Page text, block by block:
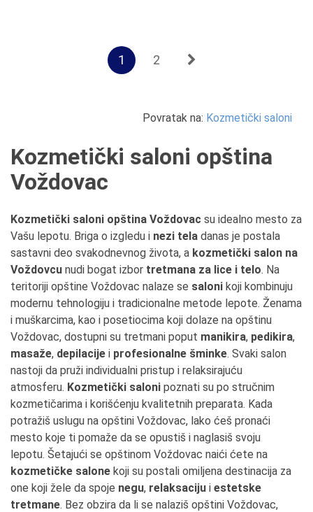
1 2
Povratak na: Kozmetički saloni
Kozmetički saloni opština
Voždovac
Kozmetički saloni opština Voždovac su idealno mesto za
Vašu lepotu. Briga o izgledu i nezi tela danas je postala
sastavni deo svakodnevnog života, a kozmetički salon na
Voždovcu nudi bogat izbor tretmana za lice i telo. Na
teritoriji opštine Voždovac nalaze se saloni koji kombinuju
modernu tehnologiju i tradicionalne metode lepote. Ženama
i muškarcima, kao i posetiocima koji dolaze na opštinu
Voždovac, dostupni su tretmani poput manikira, pedikira,
masaže, depilacije i profesionalne šminke. Svaki salon
nastoji da pruži individualni pristup i relaksirajuću
atmosferu. Kozmetički saloni poznati su po stručnim
kozmetičarima i korišćenju kvalitetnih preparata. Kada
potražiš uslugu na opštini Voždovac, lako ćeš pronaći
mesto koje ti pomaže da se opustiš i naglasiš svoju
lepotu. Šetajući se opštinom Voždovac naići ćete na
kozmetičke salone koji su postali omiljena destinacija za
one koji žele da spoje negu, relaksaciju i estetske
tretmane. Bez obzira da li se nalaziš opštini Voždovac,